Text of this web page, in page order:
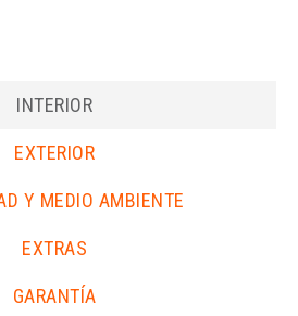
INTERIOR
EXTERIOR
Y MEDIO AMBIENTE
EXTRAS
GARANTÍA